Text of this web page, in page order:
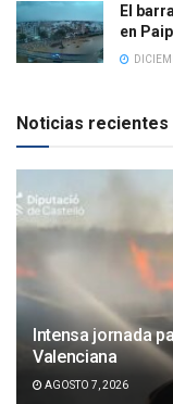
El
en
Noticias recientes
Intensa jornada
Valenciana
AGOSTO 7, 2026